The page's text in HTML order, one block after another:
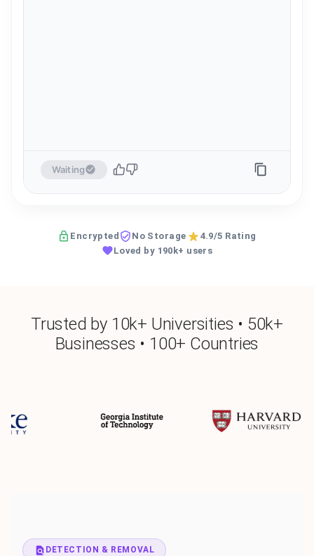
Waiting
Encrypted No Storage
4.9/5 Rating
Loved by 190k+ users
Trusted by 10k+ Universities • 50k+
Businesses • 100+ Countries
DETECTION & REMOVAL